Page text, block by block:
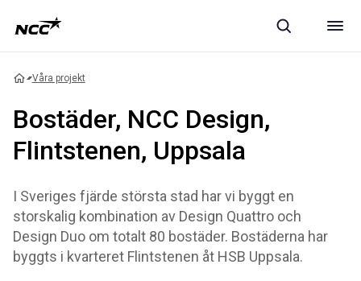
Våra projekt
Bostäder, NCC Design,
Flintstenen, Uppsala
I Sveriges fjärde största stad har vi byggt en
storskalig kombination av Design Quattro och
Design Duo om totalt 80 bostäder. Bostäderna har
byggts i kvarteret Flintstenen åt HSB Uppsala.